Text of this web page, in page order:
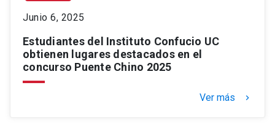
Junio 6, 2025
Estudiantes del Instituto Confucio UC
obtienen lugares destacados en el
concurso Puente Chino 2025
Ver más keyboard_arrow_right